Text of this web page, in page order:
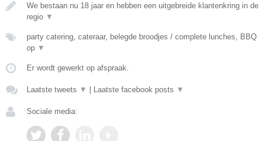
We bestaan nu 18 jaar en hebben een uitgebreide klantenkring in de
regio ▼
party catering, cateraar, belegde broodjes / complete lunches, BBQ
op ▼
Er wordt gewerkt op afspraak.
Laatste tweets ▼ | Laatste facebook posts ▼
Sociale media: